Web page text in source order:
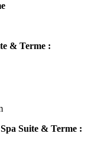
& Terme :
Suite & Terme :